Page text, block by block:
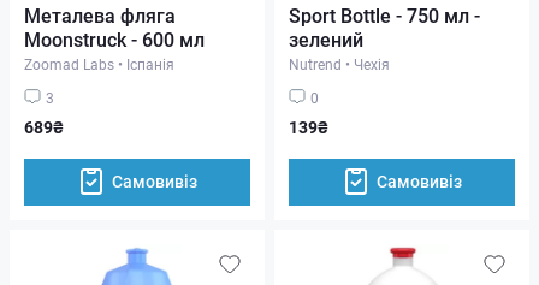
Металева фляга
Moonstruck - 600 мл
Zoomad Labs • Іспанія
3
689₴
Самовивіз
Sport Bottle - 750 мл -
зелений
Nutrend • Чехія
0
139₴
Самовивіз